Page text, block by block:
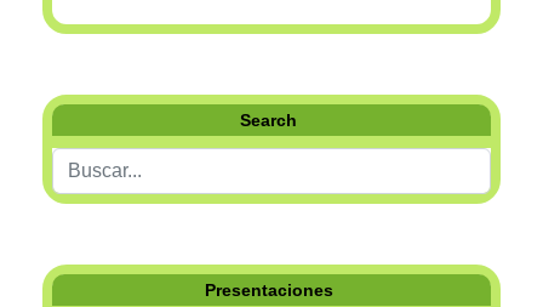
Search
Buscar...
Presentaciones